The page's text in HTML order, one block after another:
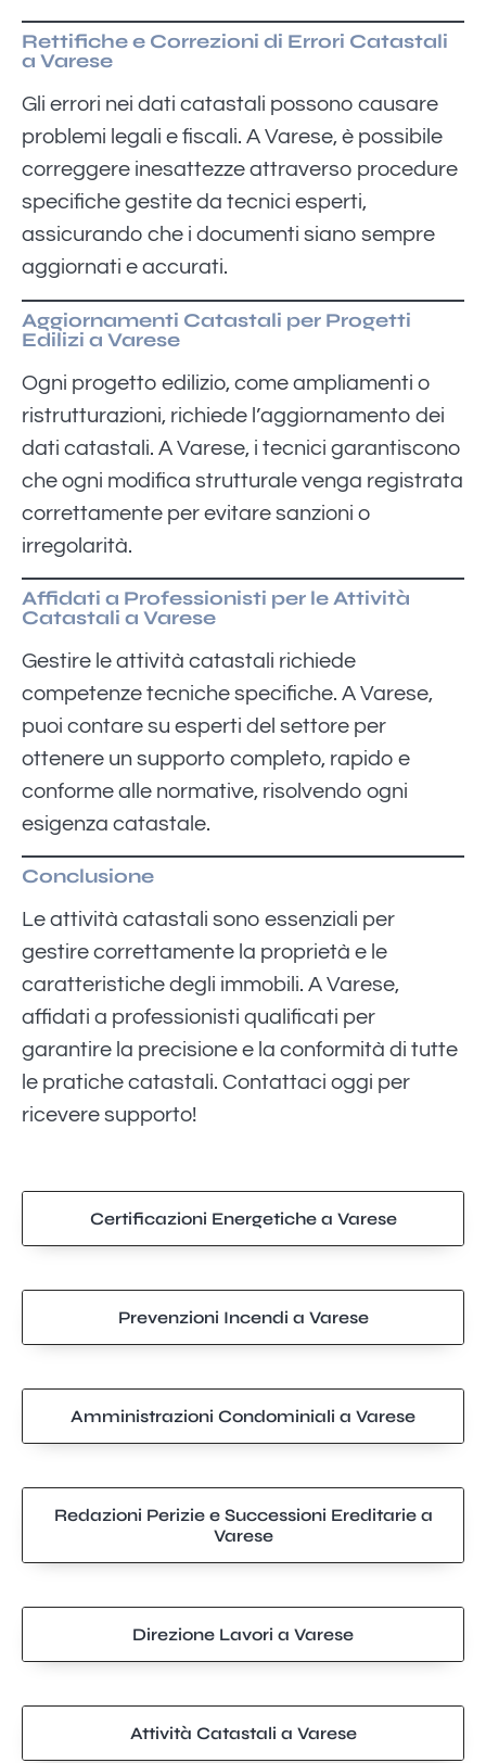
Rettifiche e Correzioni di Errori Catastali
a Varese
Gli errori nei dati catastali possono causare
problemi legali e fiscali. A Varese, è possibile
correggere inesattezze attraverso procedure
specifiche gestite da tecnici esperti,
assicurando che i documenti siano sempre
aggiornati e accurati.
Aggiornamenti Catastali per Progetti
Edilizi a Varese
Ogni progetto edilizio, come ampliamenti o
ristrutturazioni, richiede l’aggiornamento dei
dati catastali. A Varese, i tecnici garantiscono
che ogni modifica strutturale venga registrata
correttamente per evitare sanzioni o
irregolarità.
Affidati a Professionisti per le Attività
Catastali a Varese
Gestire le attività catastali richiede
competenze tecniche specifiche. A Varese,
puoi contare su esperti del settore per
ottenere un supporto completo, rapido e
conforme alle normative, risolvendo ogni
esigenza catastale.
Conclusione
Le attività catastali sono essenziali per
gestire correttamente la proprietà e le
caratteristiche degli immobili. A Varese,
affidati a professionisti qualificati per
garantire la precisione e la conformità di tutte
le pratiche catastali. Contattaci oggi per
ricevere supporto!
Certificazioni Energetiche a Varese
Prevenzioni Incendi a Varese
Amministrazioni Condominiali a Varese
Redazioni Perizie e Successioni Ereditarie a
Varese
Direzione Lavori a Varese
Attività Catastali a Varese